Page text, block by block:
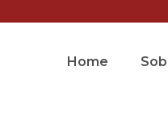
Home